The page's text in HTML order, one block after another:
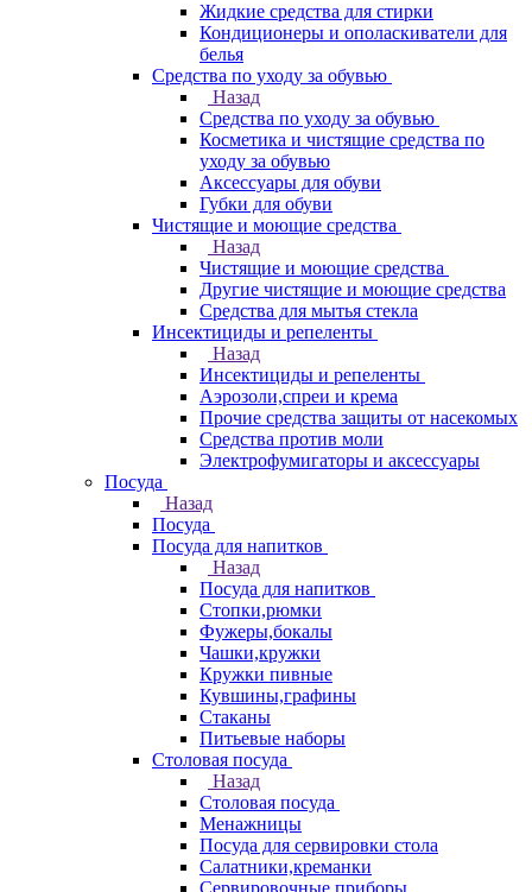
Жидкие средства для стирки
Кондиционеры и ополаскиватели для
белья
Средства по уходу за обувью
Назад
Средства по уходу за обувью
Косметика и чистящие средства по
уходу за обувью
Аксессуары для обуви
Губки для обуви
Чистящие и моющие средства
Назад
Чистящие и моющие средства
Другие чистящие и моющие средства
Средства для мытья стекла
Инсектициды и репеленты
Назад
Инсектициды и репеленты
Аэрозоли,спреи и крема
Прочие средства защиты от насекомых
Средства против моли
Электрофумигаторы и аксессуары
Посуда
Назад
Посуда
Посуда для напитков
Назад
Посуда для напитков
Стопки,рюмки
Фужеры,бокалы
Чашки,кружки
Кружки пивные
Кувшины,графины
Стаканы
Питьевые наборы
Столовая посуда
Назад
Столовая посуда
Менажницы
Посуда для сервировки стола
Салатники,креманки
Сервировочные приборы